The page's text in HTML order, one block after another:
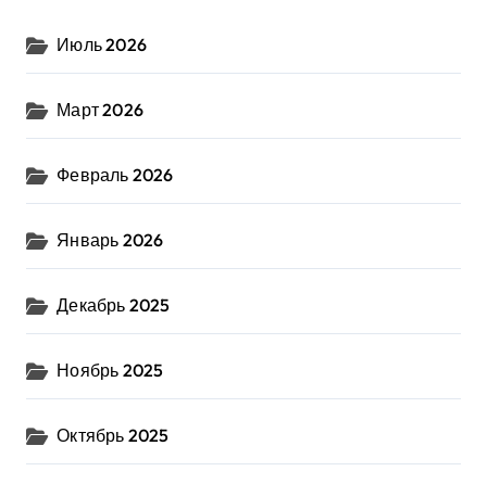
Июль 2026
Март 2026
Февраль 2026
Январь 2026
Декабрь 2025
Ноябрь 2025
Октябрь 2025